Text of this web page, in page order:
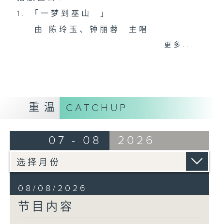
1. 「一梦到巫山 」
由 陈玲玉、钟丽蓉 主唱
3. 「笑傲江湖之荒山订情」
4. 「海棠香影月中摇」
由 严淑芳 主唱
5. 「梦会巫山」
更多...
重温 CATCHUP
07 - 08 2026
08/08/2026
节目内容